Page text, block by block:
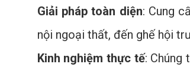
Giải pháp toàn diện: Cung
nội ngoại thất, đến ghế hội
Kinh nghiệm thực tế: Chúng